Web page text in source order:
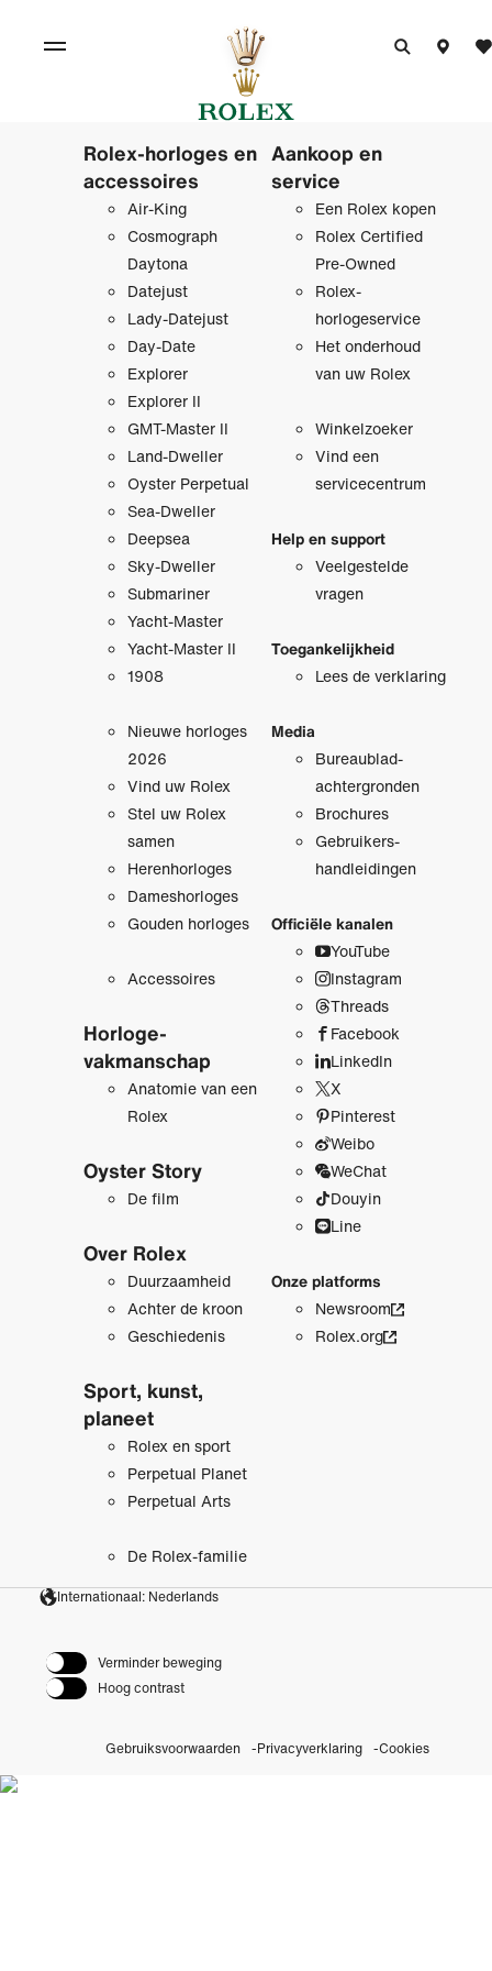
Rolex-horloges en
accessoires
Air-King
Cosmograph
Daytona
Datejust
Lady-Datejust
Day-Date
Explorer
Explorer II
GMT-Master II
Land-Dweller
Oyster Perpetual
Sea-Dweller
Deepsea
Sky-Dweller
Submariner
Yacht-Master
Yacht-Master II
1908
Nieuwe horloges
2026
Vind uw Rolex
Stel uw Rolex
samen
Herenhorloges
Dameshorloges
Gouden horloges
Accessoires
Horloge­
vakmanschap
Anatomie van een
Rolex
Oyster Story
De film
Over Rolex
Duurzaamheid
Achter de kroon
Geschiedenis
Sport, kunst,
planeet
Rolex en sport
Perpetual Planet
Perpetual Arts
De Rolex-familie
Aankoop en
service
Een Rolex kopen
Rolex Certified
Pre‑Owned
Rolex-
horlogeservice
Het onderhoud
van uw Rolex
Winkelzoeker
Vind een
servicecentrum
Help en support
Veelgestelde
vragen
Toegankelijkheid
Lees de verklaring
Media
Bureaublad­
achtergronden
Brochures
Gebruikers­
handleidingen
Officiële kanalen
YouTube
Instagram
Threads
Facebook
LinkedIn
X
Pinterest
Weibo
WeChat
Douyin
Line
Onze platforms
Newsroom
Rolex.org
Internationaal: Nederlands
Verminder beweging
Hoog contrast
Gebruiksvoorwaarden Privacyverklaring Cookies